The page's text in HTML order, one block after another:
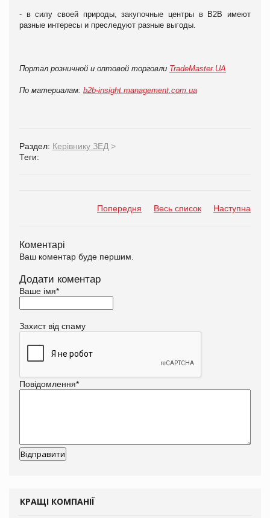
- в силу своей природы, закупочные центры в В2В имеют
разные интересы и преследуют разные выгоды.
Портал розничной и оптовой торговли TradeMaster.UA
По материалам: b2b-insight.management.com.ua
Раздел: Керівнику ЗЕД >
Теги:
Попередня Весь список Наступна
Коментарі
Ваш коментар буде першим.
Додати коментар
Ваше імя*
Захист від спаму
Повідомлення*
КРАЩІ КОМПАНІЇ